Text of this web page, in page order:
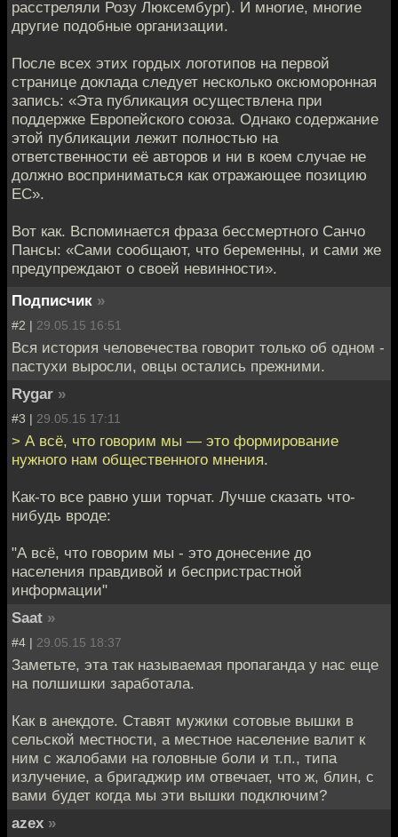
расстреляли Розу Люксембург). И многие, многие
другие подобные организации.
После всех этих гордых логотипов на первой
странице доклада следует несколько оксюморонная
запись: «Эта публикация осуществлена при
поддержке Европейского союза. Однако содержание
этой публикации лежит полностью на
ответственности её авторов и ни в коем случае не
должно восприниматься как отражающее позицию
ЕС».
Вот как. Вспоминается фраза бессмертного Санчо
Пансы: «Сами сообщают, что беременны, и сами же
предупреждают о своей невинности».
Подписчик »
#2 | 29.05.15 16:51
Вся история человечества говорит только об одном -
пастухи выросли, овцы остались прежними.
Rygar »
#3 | 29.05.15 17:11
> А всё, что говорим мы — это формирование
нужного нам общественного мнения.
Как-то все равно уши торчат. Лучше сказать что-
нибудь вроде:
"А всё, что говорим мы - это донесение до
населения правдивой и беспристрастной
информации"
Saat »
#4 | 29.05.15 18:37
Заметьте, эта так называемая пропаганда у нас еще
на полшишки заработала.
Как в анекдоте. Ставят мужики сотовые вышки в
сельской местности, а местное население валит к
ним с жалобами на головные боли и т.п., типа
излучение, а бригаджир им отвечает, что ж, блин, с
вами будет когда мы эти вышки подключим?
azex »